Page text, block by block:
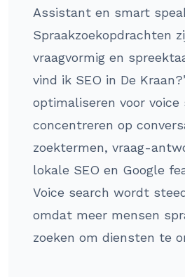
Assistant en smart
Spraakzoekopdrachten
vraagvormig en
vind ik SEO in De
optimaliseren voor voice
concentreren op
zoektermen, vraag-
lokale SEO en Google
Voice search wordt
omdat meer mensen
zoeken om diensten te